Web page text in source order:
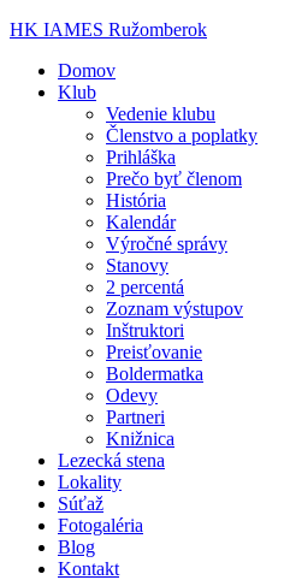
HK IAMES Ružomberok
Domov
Klub
Vedenie klubu
Členstvo a poplatky
Prihláška
Prečo byť členom
História
Kalendár
Výročné správy
Stanovy
2 percentá
Zoznam výstupov
Inštruktori
Preisťovanie
Boldermatka
Odevy
Partneri
Knižnica
Lezecká stena
Lokality
Súťaž
Fotogaléria
Blog
Kontakt